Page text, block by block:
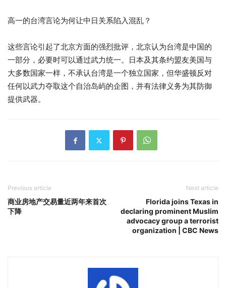
高一的台湾言论为何让中日关系陷入混乱？
这些言论引起了北京方面的强烈批评，北京认为台湾是中国的
一部分，必要时可以通过武力统一。日本及其条约盟友美国与
大多数国家一样，不承认台湾是一个独立国家，但华盛顿反对
任何以武力夺取这个自治岛屿的企图，并有法律义务为其防御
提供武器。
Previous article
商业房地产交易量近两年来首次
下降
Next article
Florida joins Texas in
declaring prominent Muslim
advocacy group a terrorist
organization | CBC News